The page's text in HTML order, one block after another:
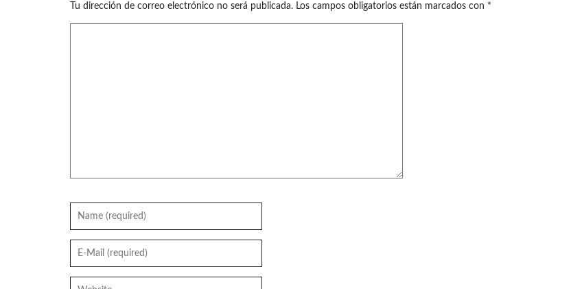
Tu dirección de correo electrónico no será publicada. Los campos obligatorios están marcados con *